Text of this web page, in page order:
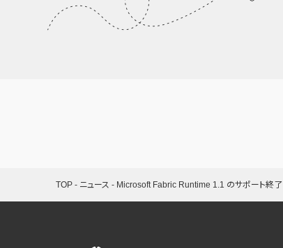
TOP- ニュース - Microsoft Fabric Runtime 1.1 のサポート終了